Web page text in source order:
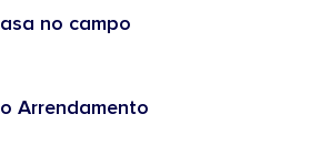
no campo
Arrendamento